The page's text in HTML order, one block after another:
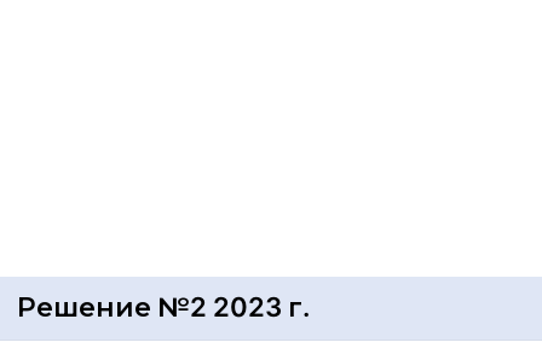
Решение №2 2023 г.